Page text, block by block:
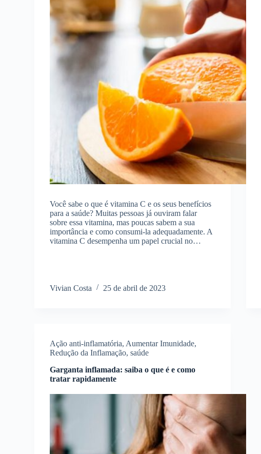
Você sabe o que é vitamina C e os seus benefícios
para a saúde? Muitas pessoas já ouviram falar
sobre essa vitamina, mas poucas sabem a sua
importância e como consumi-la adequadamente. A
vitamina C desempenha um papel crucial no…
Vivian Costa 25 de abril de 2023
Ação anti-inflamatória, Aumentar Imunidade,
Redução da Inflamação,saúde
Garganta inflamada: saiba o que é e como
tratar rapidamente